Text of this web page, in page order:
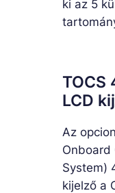
ki az 5
TOCS
LCD
Az
Onboard
System)
kijelző a